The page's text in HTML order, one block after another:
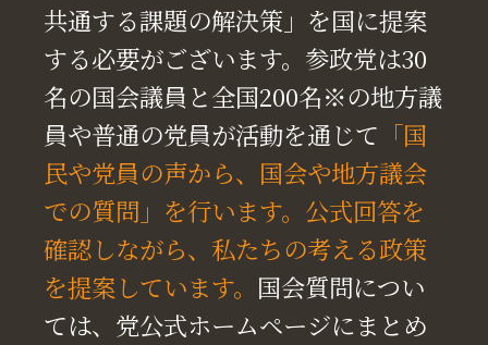
共通する課題の解決策」を国に提案
する必要がございます。参政党は30
名の国会議員と全国200名※の地方議
員や普通の党員が活動を通じて 「国
民や党員の声から、国会や地方議会
での質問」を行います。公式回答を
確認しながら、私たちの考える政策
を提案しています。 国会質問につい
ては、党公式ホームページにまとめ